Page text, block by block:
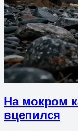
На мокром
вцепился